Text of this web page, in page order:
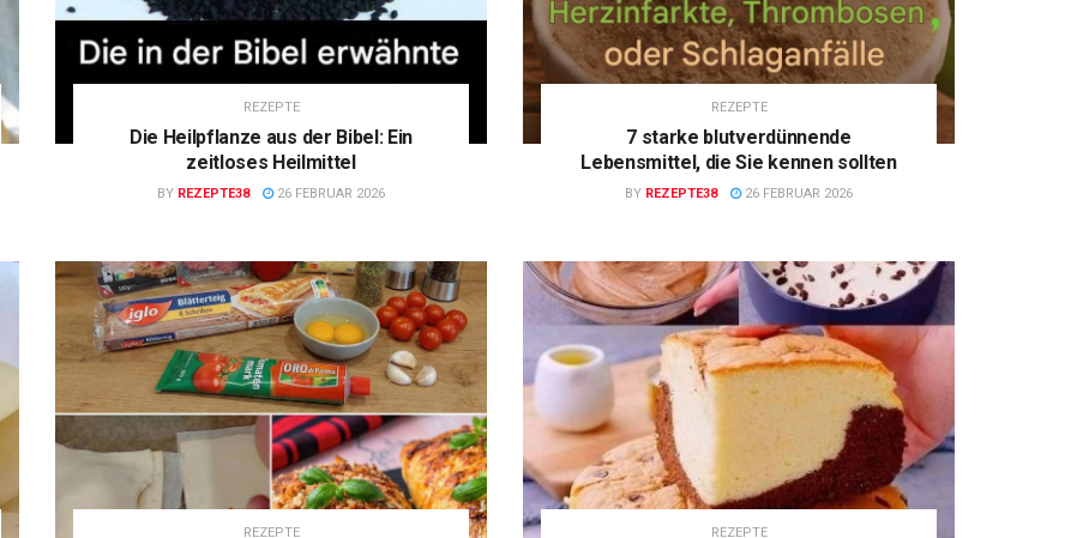
REZEPTE
Die Heilpflanze aus der Bibel: Ein
zeitloses Heilmittel
BY REZEPTE38 26 FEBRUAR 2026
REZEPTE
7 starke blutverdünnende
Lebensmittel, die Sie kennen sollten
BY REZEPTE38 26 FEBRUAR 2026
REZEPTE REZEPTE